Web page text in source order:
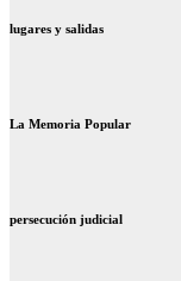
lugares y salidas
La Memoria Popular
persecución judicial